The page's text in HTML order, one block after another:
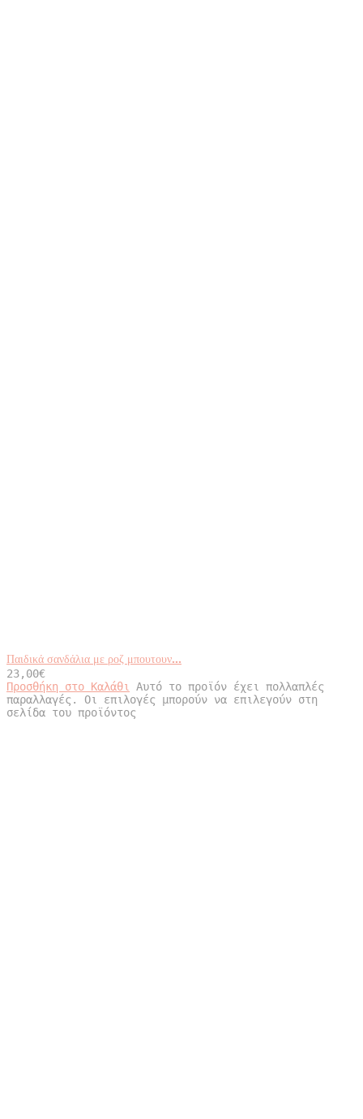
Παιδικά σανδάλια με ροζ μπουτουν...
23,00€
Προσθήκη στο Καλάθι
Αυτό το προϊόν έχει πολλαπλές
παραλλαγές. Οι επιλογές μπορούν να επιλεγούν στη
σελίδα του προϊόντος